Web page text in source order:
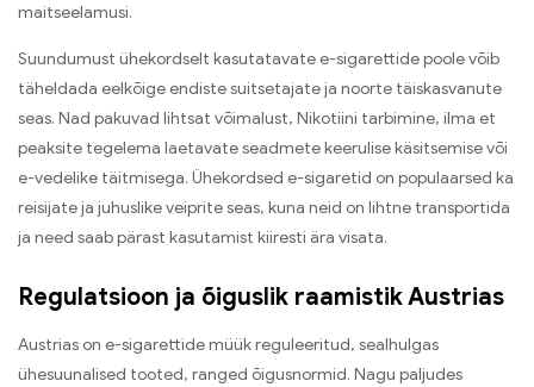
maitseelamusi.
Suundumust ühekordselt kasutatavate e-sigarettide poole võib
täheldada eelkõige endiste suitsetajate ja noorte täiskasvanute
seas. Nad pakuvad lihtsat võimalust, Nikotiini tarbimine, ilma et
peaksite tegelema laetavate seadmete keerulise käsitsemise või
e-vedelike täitmisega. Ühekordsed e-sigaretid on populaarsed ka
reisijate ja juhuslike veiprite seas, kuna neid on lihtne transportida
ja need saab pärast kasutamist kiiresti ära visata.
Regulatsioon ja õiguslik raamistik Austrias
Austrias on e-sigarettide müük reguleeritud, sealhulgas
ühesuunalised tooted, ranged õigusnormid. Nagu paljudes